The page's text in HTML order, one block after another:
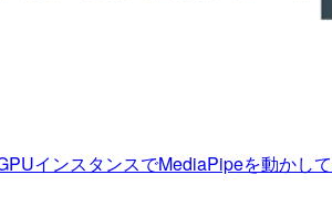
インスタンスでMediaPipeを動かし